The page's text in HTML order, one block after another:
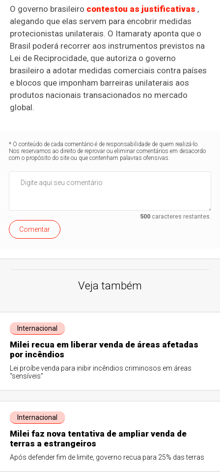
O governo brasileiro contestou as justificativas ,
alegando que elas servem para encobrir medidas
protecionistas unilaterais. O Itamaraty aponta que o
Brasil poderá recorrer aos instrumentos previstos na
Lei de Reciprocidade, que autoriza o governo
brasileiro a adotar medidas comerciais contra países
e blocos que imponham barreiras unilaterais aos
produtos nacionais transacionados no mercado
global.
* O conteúdo de cada comentário é de responsabilidade de quem realizá-lo.
Nos reservamos ao direito de reprovar ou eliminar comentários em desacordo
com o propósito do site ou que contenham palavras ofensivas.
500caracteres restantes.
Comentar
Veja também
Internacional
Milei recua em liberar venda de áreas afetadas
por incêndios
Lei proíbe venda para inibir incêndios criminosos em áreas
“sensíveis”
Internacional
Milei faz nova tentativa de ampliar venda de
terras a estrangeiros
Após defender fim de limite, governo recua para 25% das terras